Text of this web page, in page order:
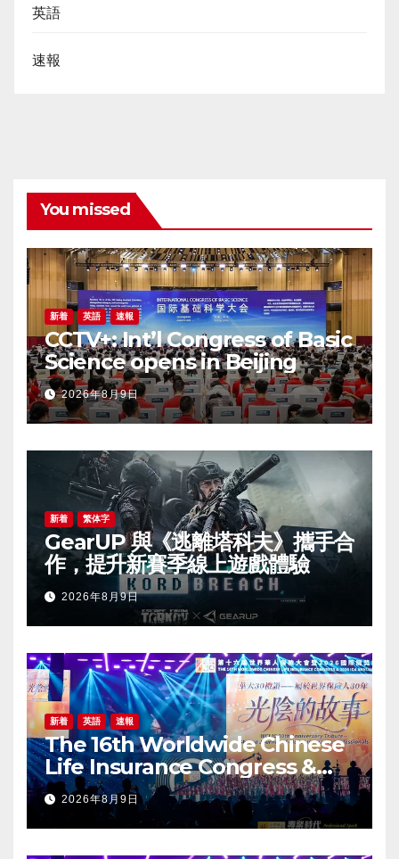
英語
速報
You missed
新着 英語 速報
CCTV+: Int’l Congress of Basic
Science opens in Beijing
2026年8月9日
新着 繁体字
GearUP 與《逃離塔科夫》攜手合
作，提升新賽季線上遊戲體驗
2026年8月9日
新着 英語 速報
The 16th Worldwide Chinese
Life Insurance Congress &
2026 International Dragon
Award (IDA) Annual
Conference Grandly Held
2026年8月9日